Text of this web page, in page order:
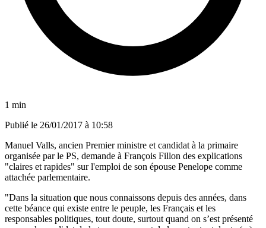
1 min
Publié le 26/01/2017 à 10:58
Manuel Valls, ancien Premier ministre et candidat à la primaire
organisée par le PS, demande à François Fillon des explications
"claires et rapides" sur l'emploi de son épouse Penelope comme
attachée parlementaire.
"Dans la situation que nous connaissons depuis des années, dans
cette béance qui existe entre le peuple, les Français et les
responsables politiques, tout doute, surtout quand on s’est présenté